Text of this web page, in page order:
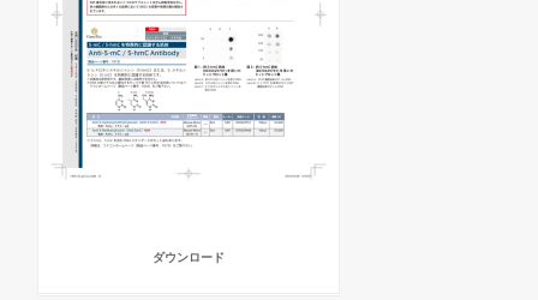
ダウンロード